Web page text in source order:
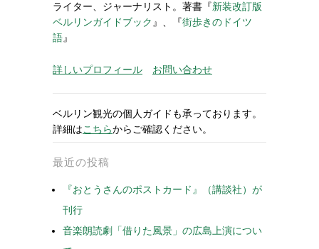
ライター、ジャーナリスト。著書『新装改訂版
ベルリンガイドブック』、『街歩きのドイツ
語』
詳しいプロフィール お問い合わせ
ベルリン観光の個人ガイドも承っております。
詳細はこちらからご確認ください。
最近の投稿
『おとうさんのポストカード』（講談社）が
刊行
音楽朗読劇「借りた風景」の広島上演につい